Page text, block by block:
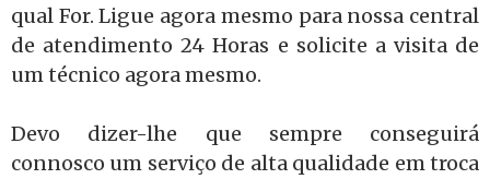
qual For. Ligue agora mesmo para nossa central
de atendimento 24 Horas e solicite a visita de
um técnico agora mesmo.
Devo dizer-lhe que sempre conseguirá
connosco um serviço de alta qualidade em troca